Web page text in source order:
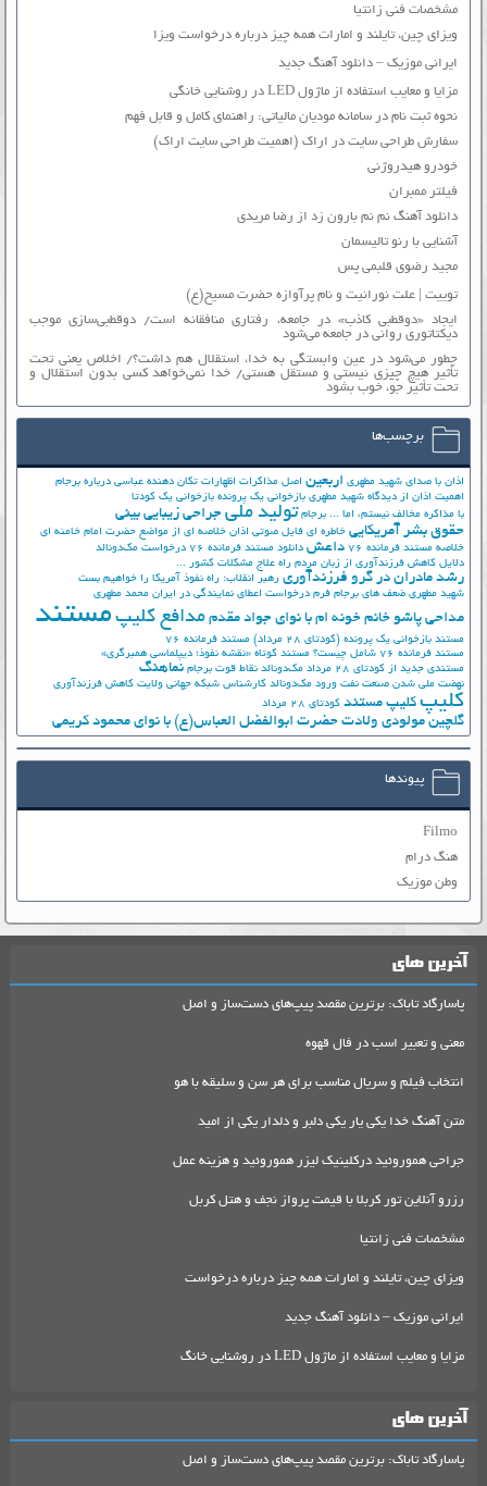
مشخصات فنی زانتیا
ویزای چین، تایلند و امارات همه چیز درباره درخواست ویزا
ایرانی موزیک – دانلود آهنگ جدید
مزایا و معایب استفاده از ماژول LED در روشنایی خانگی
نحوه ثبت نام در سامانه مودیان مالیاتی: راهنمای کامل و قابل فهم
سفارش طراحی سایت در اراک (اهمیت طراحی سایت اراک)
خودرو هیدروژنی
فیلتر ممبران
دانلود آهنگ نم نم بارون زد از رضا مریدی
آشنایی با رنو تالیسمان
مجید رضوی قلبمی پس
توییت | علت نورانیت و نام پرآوازه حضرت مسیح(ع)
ایجاد «دوقطبی کاذب» در جامعه، رفتاری منافقانه است/ دوقطبی‌سازی موجب
دیکتاتوری روانی در جامعه می‌شود
چطور می‌شود در عین وابستگی به خدا، استقلال هم داشت؟/ اخلاص یعنی تحت
تأثیر هیچ چیزی نیستی و مستقل هستی/ خدا نمی‌خواهد کسی بدون استقلال و
تحت تأثیر جوّ، خوب بشود
برچسب‌ها
اذان با صدای شهید مطهری اربعین اصل مذاکرات اظهارات تکان دهنده عباسی درباره برجام
اهمیت اذان از دیدگاه شهید مطهری بازخوانی یک پرونده بازخوانی یک کودتا
با مذاکره مخالف نیستم، اما ... برجام تولید ملی جراحی زیبایی بینی
حقوق بشر آمریکایی خاطره ای فایل صوتی اذان خلاصه ای از مواضع حضرت امام خامنه ای
خلاصه مستند فرمانده 76
داعش دانلود مستند فرمانده 76
درخواست مک‌دونالد
دلایل کاهش فرزندآوری از زبان مردم راه علاج مشکلات کشور ...
رشد مادران در گرو فرزندآوری رهبر انقلاب: راه نفوذ آمریکا را خواهیم بست
شهید مطهری ضعف های برجام فرم درخواست اعطای نمایندگی در ایران محمد مطهری
مداحی پاشو خانم خونه ام با نوای جواد مقدم مدافع کلیپ مستند
مستند بازخوانی یک پرونده (کودتای 28 مرداد)
مستند فرمانده 76
مستند فرمانده 76 شامل چیست؟
مستند کوتاه «نقشه نفوذ؛ دیپلماسی همبرگری»
مستندی جدید از کودتای 28 مرداد
مک‌دونالد نقاط قوت برجام نماهنگ
نهضت ملي شدن صنعت نفت ورود مک‌دونالد کارشناس شبکه جهانی ولایت کاهش فرزندآوری
کلیپ کلیپ مستند کودتای 28 مرداد
گلچین مولودی ولادت حضرت ابوالفضل العباس(ع) با نوای محمود کریمی
پیوندها
Filmo
هنگ درام
وطن موزیک
آخرین های
پاسارگاد تاباک: برترین مقصد پیپ‌های دست‌ساز و اصل
معنی و تعبیر اسب در فال قهوه
انتخاب فیلم و سریال مناسب برای هر سن و سلیقه با هو
متن آهنگ خدا یکی یار یکی دلبر و دلدار یکی از امید
جراحی هموروئید درکلینیک لیزر هموروئید و هزینه عمل
رزرو آنلاین تور کربلا با قیمت پرواز نجف و هتل کربل
مشخصات فنی زانتیا
ویزای چین، تایلند و امارات همه چیز درباره درخواست
ایرانی موزیک – دانلود آهنگ جدید
مزایا و معایب استفاده از ماژول LED در روشنایی خانگ
آخرین های
پاسارگاد تاباک: برترین مقصد پیپ‌های دست‌ساز و اصل